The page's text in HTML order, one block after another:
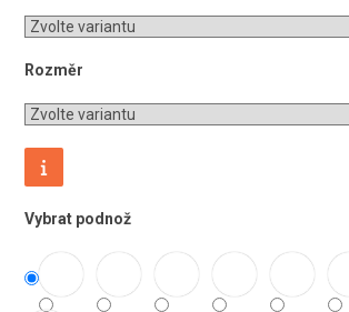
Rozměr
Vybrat podnož